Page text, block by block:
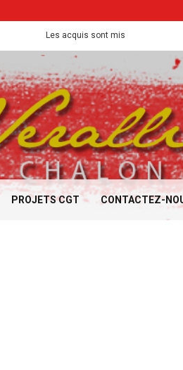
Les acquis sont mis a mal pour servir le
PROJETS CGT CONTACTEZ-